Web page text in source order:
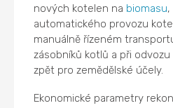
nových kotelen na biomasu,
automatického provozu
manuálně řízeném
zásobníků kotlů a při
zpět pro zemědělské účely.
Ekonomické parametry